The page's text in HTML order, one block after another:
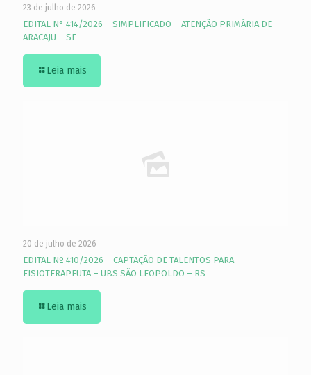
23 de julho de 2026
EDITAL N° 414/2026 – SIMPLIFICADO – ATENÇÃO PRIMÁRIA DE
ARACAJU – SE
Leia mais
20 de julho de 2026
EDITAL Nº 410/2026 – CAPTAÇÃO DE TALENTOS PARA –
FISIOTERAPEUTA – UBS SÃO LEOPOLDO – RS
Leia mais